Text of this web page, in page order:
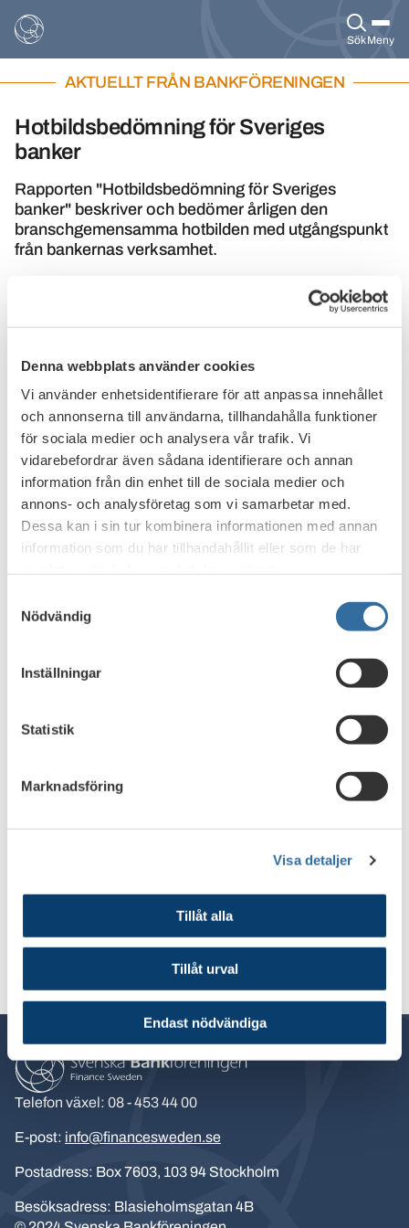
Denna webbplats använder cookies
Vi använder enhetsidentifierare för att anpassa innehållet
och annonserna till användarna, tillhandahålla funktioner
för sociala medier och analysera vår trafik. Vi
vidarebefordrar även sådana identifierare och annan
information från din enhet till de sociala medier och
annons- och analysföretag som vi samarbetar med.
Dessa kan i sin tur kombinera informationen med annan
information som du har tillhandahållit eller som de har
Nödvändig
Inställningar
Statistik
Marknadsföring
Visa detaljer
Tillåt alla
Tillåt urval
Endast nödvändiga
SökMeny
AKTUELLT FRÅN BANKFÖRENINGEN
Hotbildsbedömning för Sveriges
banker
Rapporten "Hotbildsbedömning för Sveriges
banker" beskriver och bedömer årligen den
branschgemensamma hotbilden med utgångspunkt
från bankernas verksamhet.
bland annat fysisk säkerhet, identifiering, cybersäkerhet,
informationssäkerhet, bedrägerier, kortsäkerhet,
Till rapporten: Hotbildsbedömning för Sveriges
Hotbildsbedömning för Sveriges banker maj 2023.pdf
Telefon växel: 08 - 453 44 00
E-post: info@financesweden.se
Postadress: Box 7603, 103 94 Stockholm
Besöksadress: Blasieholmsgatan 4B